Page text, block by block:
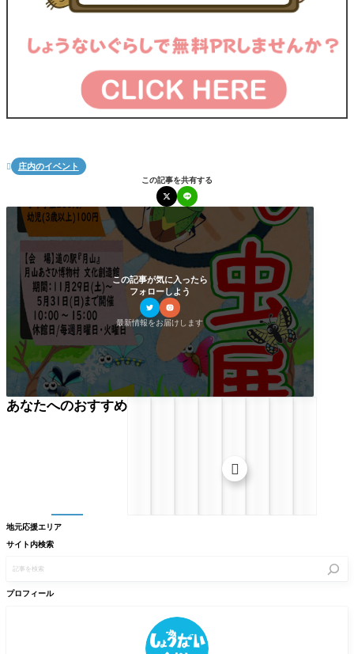
 庄内のイベント
この記事を共有する
この記事が気に入ったら
フォローしよう
最新情報をお届けします
地元応援エリア
サイト内検索
検
プロフィール
あなたへのおすすめ
